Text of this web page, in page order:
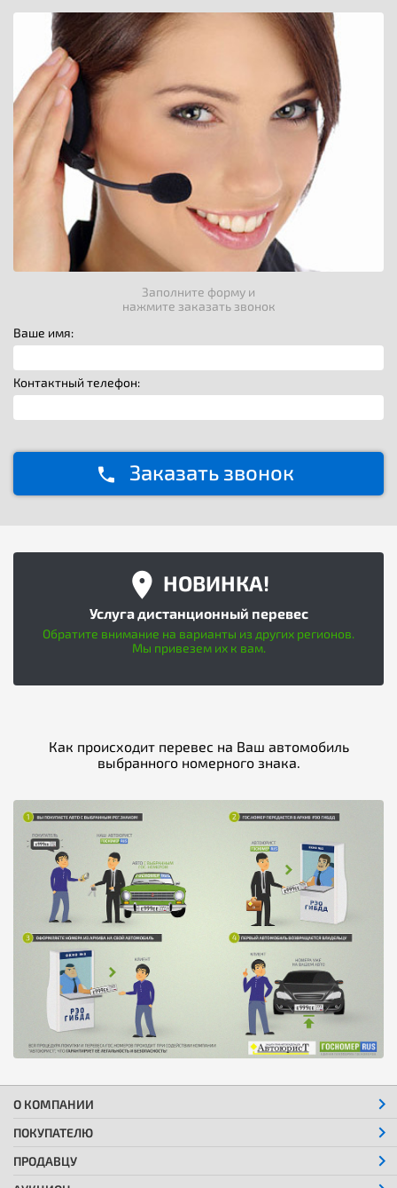
Заполните форму и
нажмите заказать звонок
Ваше имя:
Контактный телефон:
Заказать звонок
НОВИНКА!
Услуга дистанционный перевес
Обратите внимание на варианты из других регионов.
Мы привезем их к вам.
Как происходит перевес на Ваш автомобиль
выбранного номерного знака.
О КОМПАНИИ
ПОКУПАТЕЛЮ
ПРОДАВЦУ